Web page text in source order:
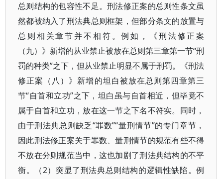
总则结构的包容性不足。刑法修正案的总则性条文虽
然都被纳入了刑法典总则框架，但部分条文的放置与
总则相关章节并不相符。例如，《刑法修正案
（九）》新增的从业禁止被放在总则第三章第一节“刑
罚的种类”之下，但从业禁止明显不属于刑罚。《刑法
修正案（八）》新增的坦白被放在总则第四章第三
节“自首和立功”之下，坦白虽与自首相近，但毕竟不
属于自首和立功，放在这一节之下名不符实。同时，
由于刑法典总则缺乏“罪数”“量刑情节”的专门章节，
因此刑法修正案关于罪数、量刑情节的规范有些不得
不放在分则规范当中，这也加剧了刑法典结构的不平
衡。（2）突显了刑法典总则结构的逻辑性缺陷。例